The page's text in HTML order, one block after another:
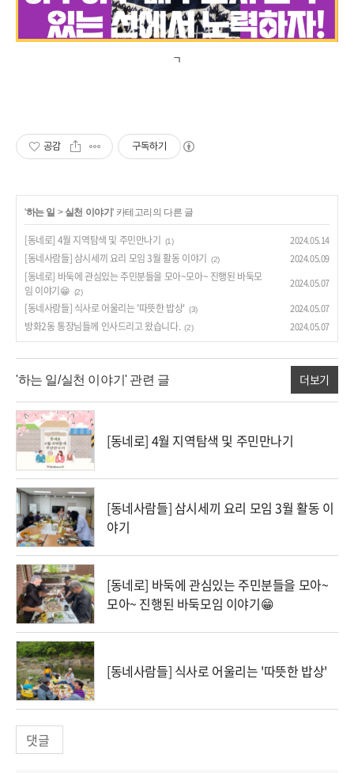
ㄱ
공감 구독하기
'하는 일 > 실천 이야기' 카테고리의 다른 글
[동네로] 4월 지역탐색 및 주민만나기 (1) 2024.05.14
[동네사람들] 삼시세끼 요리 모임 3월 활동 이야기 (2) 2024.05.09
[동네로] 바둑에 관심있는 주민분들을 모아~모아~ 진행된 바둑모
임 이야기😁 (2)
2024.05.07
[동네사람들] 식사로 어울리는 '따뜻한 밥상' (3) 2024.05.07
방화2동 통장님들께 인사드리고 왔습니다. (2) 2024.05.07
'하는 일/실천 이야기' 관련 글 더보기
[동네로] 4월 지역탐색 및 주민만나기
[동네사람들] 삼시세끼 요리 모임 3월 활동 이
야기
[동네로] 바둑에 관심있는 주민분들을 모아~
모아~ 진행된 바둑모임 이야기😁
[동네사람들] 식사로 어울리는 '따뜻한 밥상'
댓글